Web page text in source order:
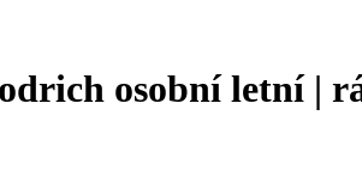
osobní letní |